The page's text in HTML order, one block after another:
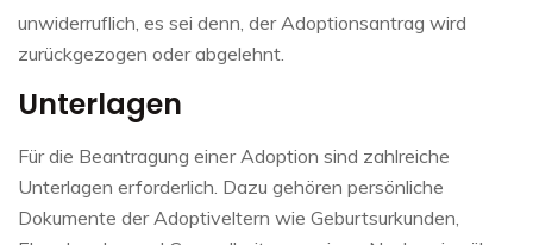
unwiderruflich, es sei denn, der Adoptionsantrag wird
zurückgezogen oder abgelehnt​.
Unterlagen
Für die Beantragung einer Adoption sind zahlreiche
Unterlagen erforderlich. Dazu gehören persönliche
Dokumente der Adoptiveltern wie Geburtsurkunden,